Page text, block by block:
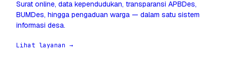
Surat online, data kependudukan, transparansi APBDes,
BUMDes, hingga pengaduan warga — dalam satu sistem
informasi desa.
Lihat layanan →